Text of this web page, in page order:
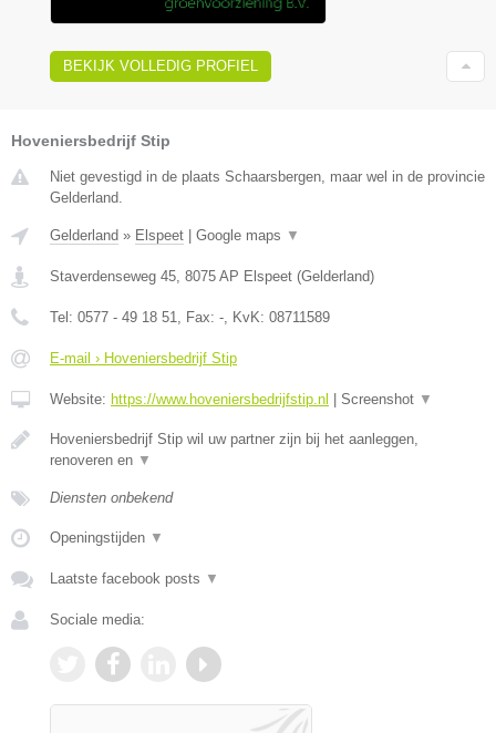
BEKIJK VOLLEDIG PROFIEL
Hoveniersbedrijf Stip
Niet gevestigd in de plaats Schaarsbergen, maar wel in de provincie
Gelderland.
Gelderland » Elspeet Google maps ▼
Staverdenseweg 45, 8075 AP Elspeet (Gelderland)
Tel: 0577 - 49 18 51, Fax: -, KvK: 08711589
E-mail › Hoveniersbedrijf Stip
Website: https://www.hoveniersbedrijfstip.nl Screenshot ▼
Hoveniersbedrijf Stip wil uw partner zijn bij het aanleggen,
renoveren en ▼
Diensten onbekend
Openingstijden ▼
Laatste facebook posts ▼
Sociale media: